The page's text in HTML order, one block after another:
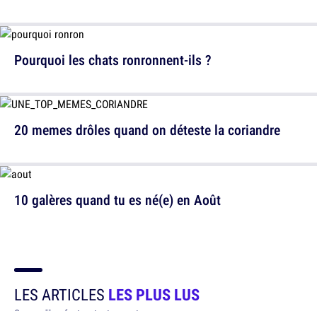
20 memes drôles quand on déteste la coriandre
Pourquoi les chats ronronnent-ils ?
10 galères quand tu es né(e) en Août
LES ARTICLES LES PLUS LUS